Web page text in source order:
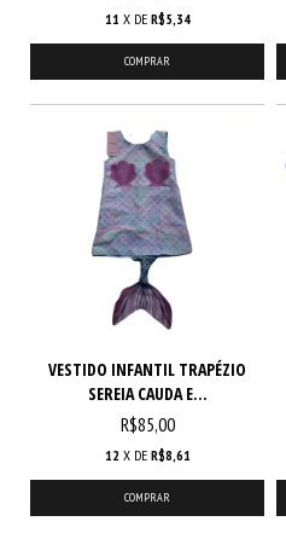
11 X DE R$5,34
COMPRAR
VESTIDO INFANTIL TRAPÉZIO
SEREIA CAUDA E...
R$85,00
12 X DE R$8,61
COMPRAR